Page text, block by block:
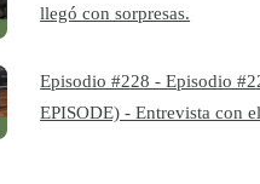
llegó con sorpresas.
Episodio #228 - Episodio
EPISODE) - Entrevista con